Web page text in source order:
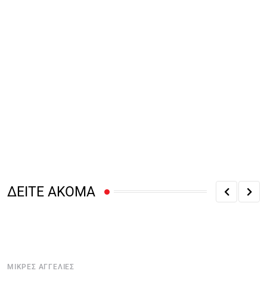
ΔΕΙΤΕ ΑΚΟΜΑ
ΜΙΚΡΈΣ ΑΓΓΕΛΊΕΣ